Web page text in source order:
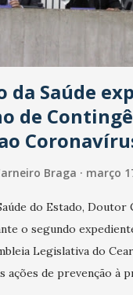
da Saúde
de
Braga março
do Estado, Doutor
o segundo
Legislativa do
ações de prevenção à